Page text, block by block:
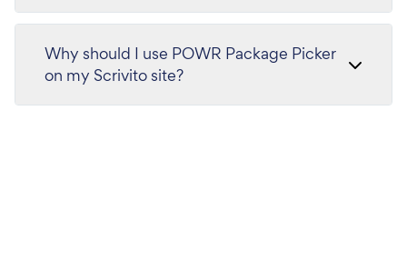
Why should I use POWR Package Picker
on my Scrivito site?